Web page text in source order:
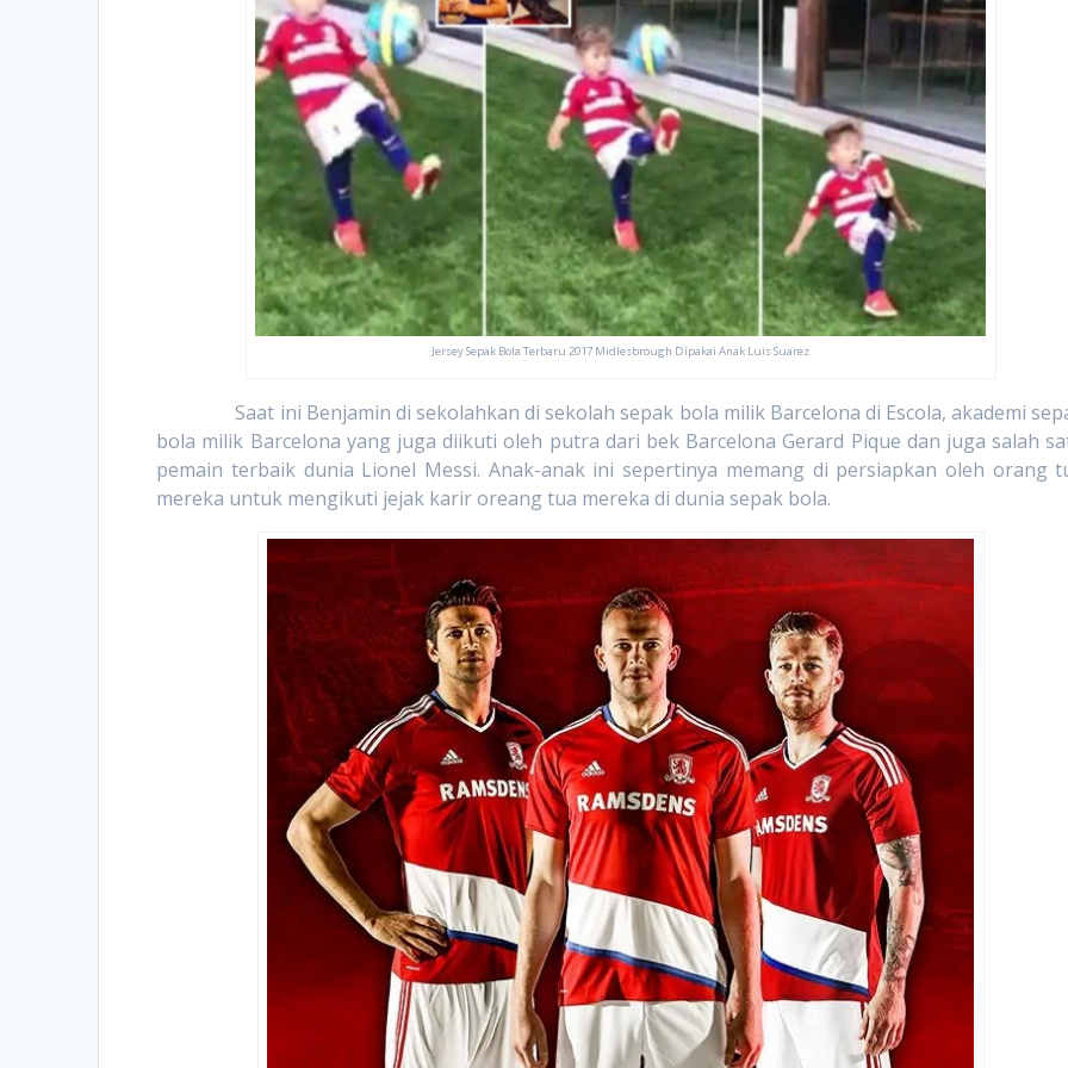
Jersey Sepak Bola Terbaru 2017 Midlesbrough Dipakai Anak Luis Suarez
Saat ini Benjamin di sekolahkan di sekolah sepak bola milik Barcelona di Escola, akademi
bola milik Barcelona yang juga diikuti oleh putra dari bek Barcelona Gerard Pique dan juga salah
pemain terbaik dunia Lionel Messi. Anak-anak ini sepertinya memang di persiapkan oleh orang
mereka untuk mengikuti jejak karir oreang tua mereka di dunia sepak bola.